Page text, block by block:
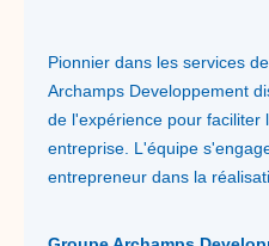
Pionnier dans les services
Archamps Developpement
de l'expérience pour faciliter
entreprise. L'équipe
entrepreneur dans la